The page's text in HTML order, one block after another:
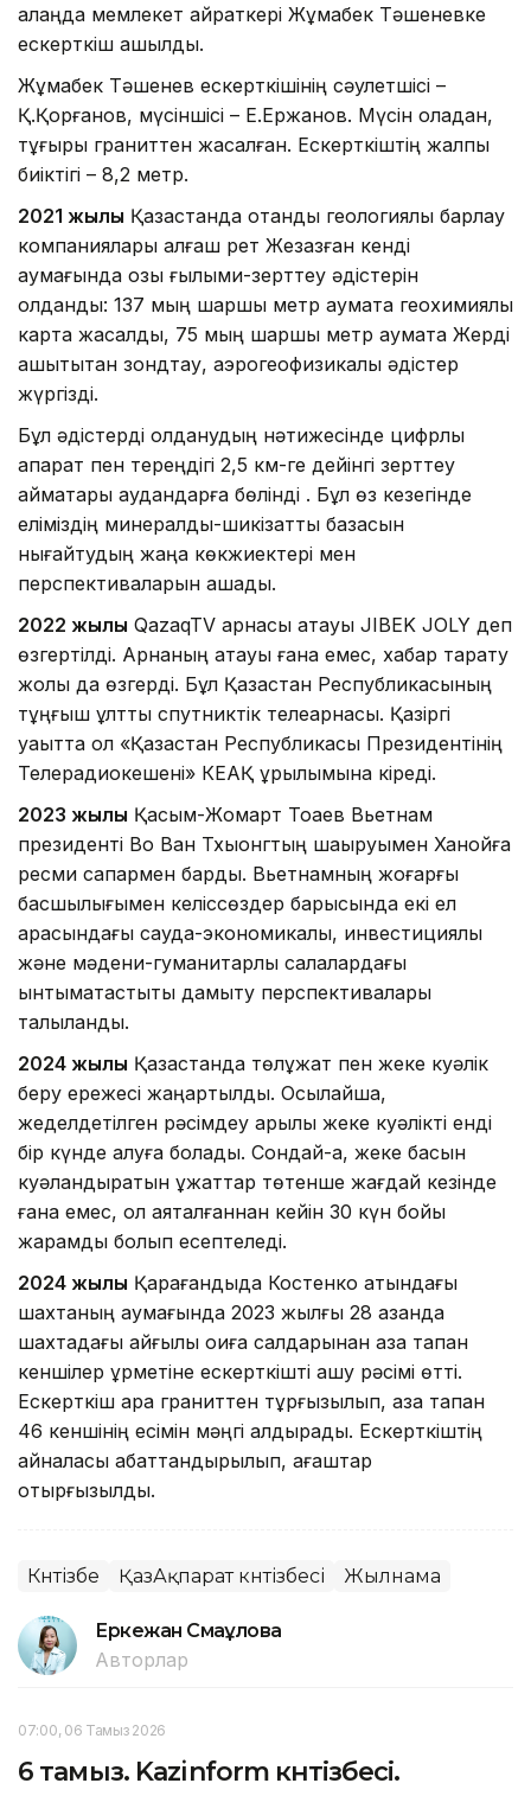
алаңда мемлекет қайраткері Жұмабек Тәшеневке
ескерткіш ашылды.
Жұмабек Тәшенев ескерткішінің сәулетшісі –
Қ.Қорғанов, мүсіншісі – Е.Ержанов. Мүсін қоладан,
тұғыры граниттен жасалған. Ескерткіштің жалпы
биіктігі – 8,2 метр.
2021 жылы Қазақстанда отандық геологиялық барлау
компаниялары алғаш рет Жезқазған кенді
аумағында озық ғылыми-зерттеу әдістерін
қолданды: 137 мың шаршы метр аумақта геохимиялық
карта жасалды, 75 мың шаршы метр аумақта Жерді
қашықтықтан зондтау, аэрогеофизикалық әдістер
жүргізді.
Бұл әдістерді қолданудың нәтижесінде цифрлық
ақпарат пен тереңдігі 2,5 км-ге дейінгі зерттеу
аймақтары аудандарға бөлінді . Бұл өз кезегінде
еліміздің минералдық-шикізаттық базасын
нығайтудың жаңа көкжиектері мен
перспективаларын ашады.
2022 жылы QazaqTV арнасы атауы JIBEK JOLY деп
өзгертілді. Арнаның атауы ғана емес, хабар тарату
жолы да өзгерді. Бұл Қазақстан Республикасының
тұңғыш ұлттық спутниктік телеарнасы. Қазіргі
уақытта ол «Қазақстан Республикасы Президентінің
Телерадиокешені» КЕАҚ құрылымына кіреді.
2023 жылы Қасым-Жомарт Тоқаев Вьетнам
президенті Во Ван Тхыонгтың шақыруымен Ханойға
ресми сапармен барды. Вьетнамның жоғарғы
басшылығымен келіссөздер барысында екі ел
арасындағы сауда-экономикалық, инвестициялық
және мәдени-гуманитарлық салалардағы
ынтымақтастықты дамыту перспективалары
талқыланды.
2024 жылы Қазақстанда төлқұжат пен жеке куәлік
беру ережесі жаңартылды. Осылайша,
жеделдетілген рәсімдеу арқылы жеке куәлікті енді
бір күнде алуға болады. Сондай-ақ, жеке басын
куәландыратын құжаттар төтенше жағдай кезінде
ғана емес, ол аяқталғаннан кейін 30 күн бойы
жарамды болып есептеледі.
2024 жылы Қарағандыда Костенко атындағы
шахтаның аумағында 2023 жылғы 28 қазанда
шахтадағы қайғылы оқиға салдарынан қаза тапқан
кеншілер құрметіне ескерткішті ашу рәсімі өтті.
Ескерткіш қара граниттен тұрғызылып, қаза тапқан
46 кеншінің есімін мәңгі қалдырады. Ескерткіштің
айналасы абаттандырылып, ағаштар
отырғызылды.
Күнтізбе ҚазАқпарат күнтізбесі Жылнама
Еркежан Смағұлова
Авторлар
07:00, 06 Тамыз 2026
6 тамыз. Kazinform күнтізбесі.